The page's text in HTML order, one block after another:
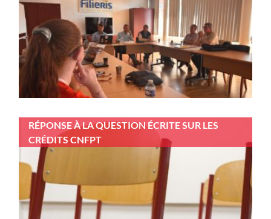
RÉPONSE À LA QUESTION ÉCRITE SUR LES
CRÉDITS CNFPT